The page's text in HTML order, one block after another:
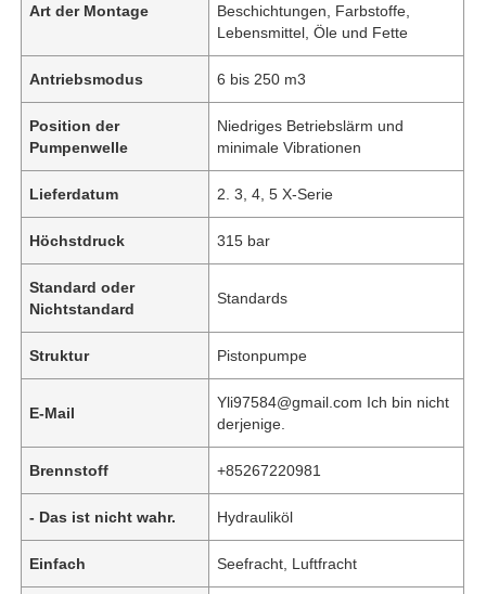
Heim
Art der Montage
Beschichtungen, Farbstoffe,
Lebensmittel, Öle und Fette
Antriebsmodus 6 bis 250 m3
Position der
Pumpenwelle
Niedriges Betriebslärm und
minimale Vibrationen
Lieferdatum 2. 3, 4, 5 X-Serie
Höchstdruck 315 bar
Standard oder
Nichtstandard
Standards
Struktur Pistonpumpe
E-Mail
Yli97584@gmail.com Ich bin nicht
derjenige.
Brennstoff +85267220981
- Das ist nicht wahr. Hydrauliköl
Einfach Seefracht, Luftfracht